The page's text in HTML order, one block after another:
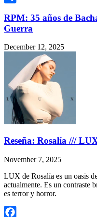
RPM: 35 años de
Guerra
December 12, 2025
Reseña: Rosalía ///
November 7, 2025
LUX de Rosalía es un oasis
actualmente. Es un contraste
es terror y horror.